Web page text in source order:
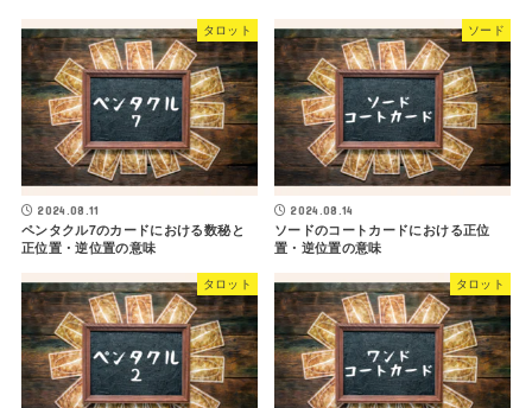
タロット
2024.08.11
ペンタクル7のカードにおける数秘と
正位置・逆位置の意味
ソード
2024.08.14
ソードのコートカードにおける正位
置・逆位置の意味
タロット タロット